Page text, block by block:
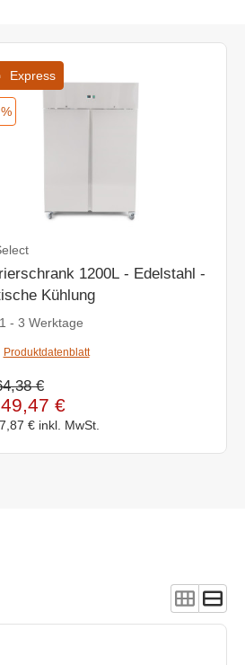
Express
1200L - Edelstahl -
Kühlung
1 - 3 Werktage
Produktdatenblatt
€
€
€ inkl. MwSt.